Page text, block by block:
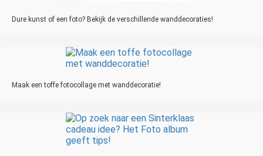
Dure kunst of een foto? Bekijk de verschillende wanddecoraties!
Maak een toffe fotocollage met wanddecoratie!